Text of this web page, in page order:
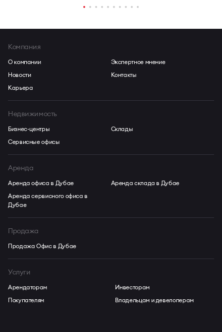
Компания
О компании
Новости
Карьера
Экспертное мнение
Контакты
Недвижимость
Бизнес-центры
Сервисные офисы
Склады
Аренда
Аренда офиса в Дубае
Аренда сервисного офиса в
Дубае
Аренда склада в Дубае
Продажа
Продажа Офис в Дубае
Услуги
Арендаторам
Покупателям
Инвесторам
Владельцам и девелоперам